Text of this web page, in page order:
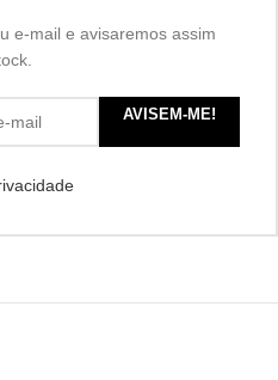
e-mail e avisaremos assim
AVISEM-ME!